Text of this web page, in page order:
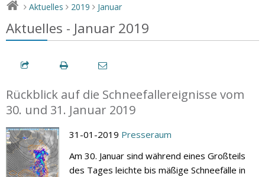
> Aktuelles > 2019 > Januar
Aktuelles - Januar 2019
Rückblick auf die Schneefallereignisse vom
30. und 31. Januar 2019
31-01-2019 Presseraum
Am 30. Januar sind während eines Großteils
des Tages leichte bis mäßige Schneefälle in